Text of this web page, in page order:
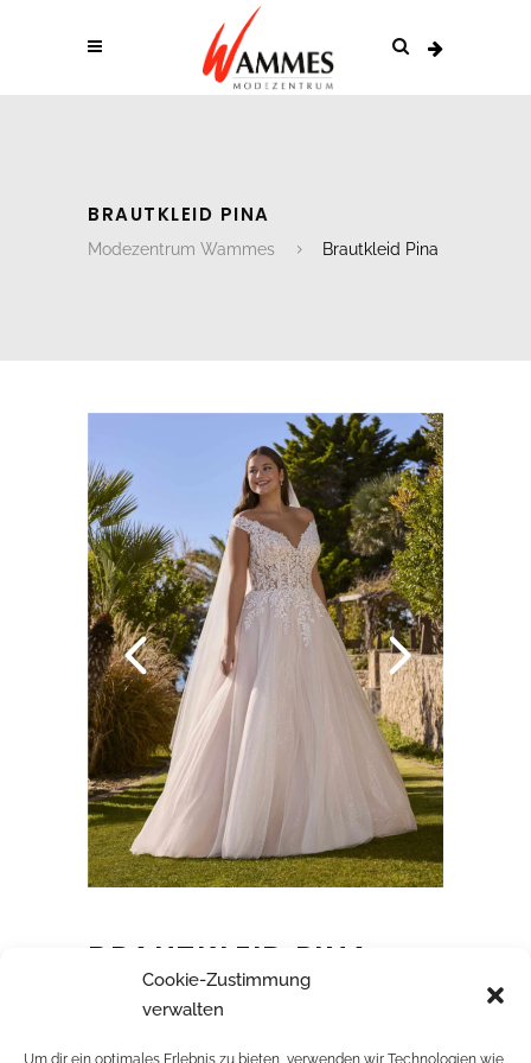
Cookie-Zustimmung
verwalten
Um dir ein optimales Erlebnis zu bieten, verwenden wir Technologien wie
BRAUTKLEID PINA
Modezentrum Wammes Brautkleid Pina
BRAUTKLEID PINA